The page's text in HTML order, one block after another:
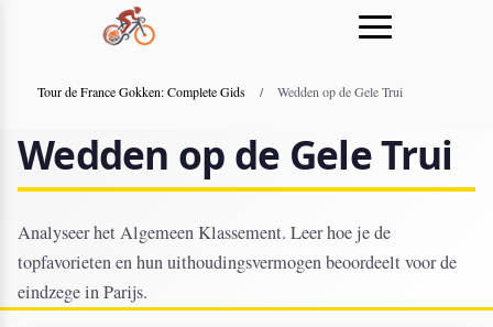
Tour de France Gokken: Complete Gids / Wedden op de Gele Trui
Wedden op de Gele Trui
Analyseer het Algemeen Klassement. Leer hoe je de
topfavorieten en hun uithoudingsvermogen beoordeelt voor de
eindzege in Parijs.